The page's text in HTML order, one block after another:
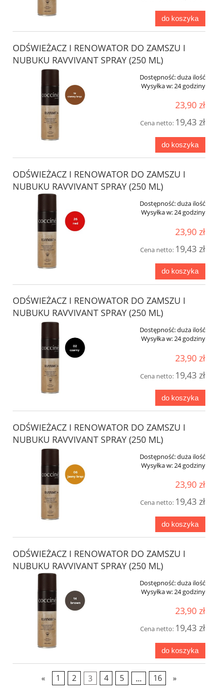
do koszyka
ODŚWIEŻACZ I RENOWATOR DO ZAMSZU I
NUBUKU RAVVIVANT SPRAY (250 ML)
Dostępność:duża ilość
Wysyłka w:24 godziny
23,90 zł
Cena netto: 19,43 zł
do koszyka
ODŚWIEŻACZ I RENOWATOR DO ZAMSZU I
NUBUKU RAVVIVANT SPRAY (250 ML)
Dostępność:duża ilość
Wysyłka w:24 godziny
23,90 zł
Cena netto: 19,43 zł
do koszyka
ODŚWIEŻACZ I RENOWATOR DO ZAMSZU I
NUBUKU RAVVIVANT SPRAY (250 ML)
Dostępność:duża ilość
Wysyłka w:24 godziny
23,90 zł
Cena netto: 19,43 zł
do koszyka
ODŚWIEŻACZ I RENOWATOR DO ZAMSZU I
NUBUKU RAVVIVANT SPRAY (250 ML)
Dostępność:duża ilość
Wysyłka w: 24 godziny
23,90 zł
Cena netto: 19,43 zł
do koszyka
ODŚWIEŻACZ I RENOWATOR DO ZAMSZU I
NUBUKU RAVVIVANT SPRAY (250 ML)
Dostępność:duża ilość
Wysyłka w:24 godziny
23,90 zł
Cena netto: 19,43 zł
do koszyka
« 1 2 3 4 5 ... 16 »